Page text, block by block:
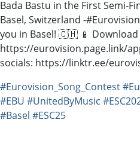
Bada Bastu in the First Semi-
Basel, Switzerland -​
you in Basel! 🇨🇭 📱 Download
https://eurovision.page.link/
socials: https://linktr.ee/
#Eurovision_Song_Contest
#EBU #UnitedByMusic
#Basel #ESC25